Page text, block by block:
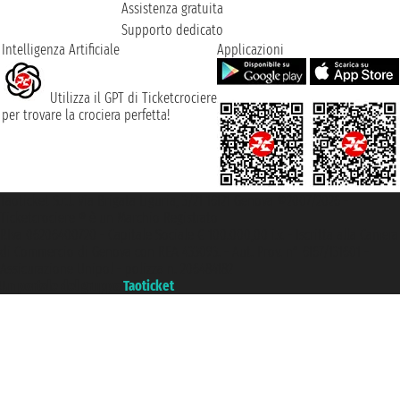
Assistenza gratuita
Supporto dedicato
Intelligenza Artificiale
Utilizza il GPT di Ticketcrociere
per trovare la crociera perfetta!
Applicazioni
Taoticket